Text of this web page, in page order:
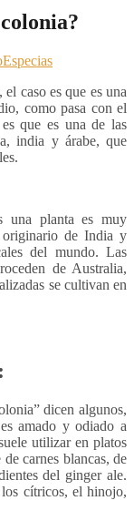
Especias
caso es que es una
como pasa con el
que es una de las
india y árabe, que
una planta es muy
originario de India y
del mundo. Las
de Australia,
se cultivan en
dicen algunos,
amado y odiado a
utilizar en platos
carnes blancas, de
del ginger ale.
cítricos, el hinojo,